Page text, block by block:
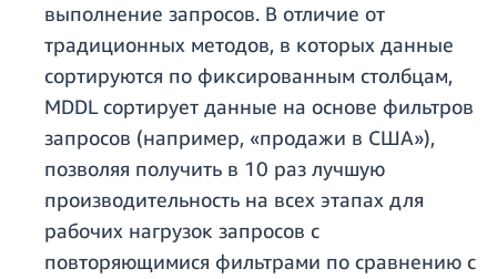
выполнение запросов. В отличие от
традиционных методов, в которых данные
сортируются по фиксированным столбцам,
MDDL сортирует данные на основе фильтров
запросов (например, «продажи в США»),
позволяя получить в 10 раз лучшую
производительность на всех этапах для
рабочих нагрузок запросов с
повторяющимися фильтрами по сравнению с